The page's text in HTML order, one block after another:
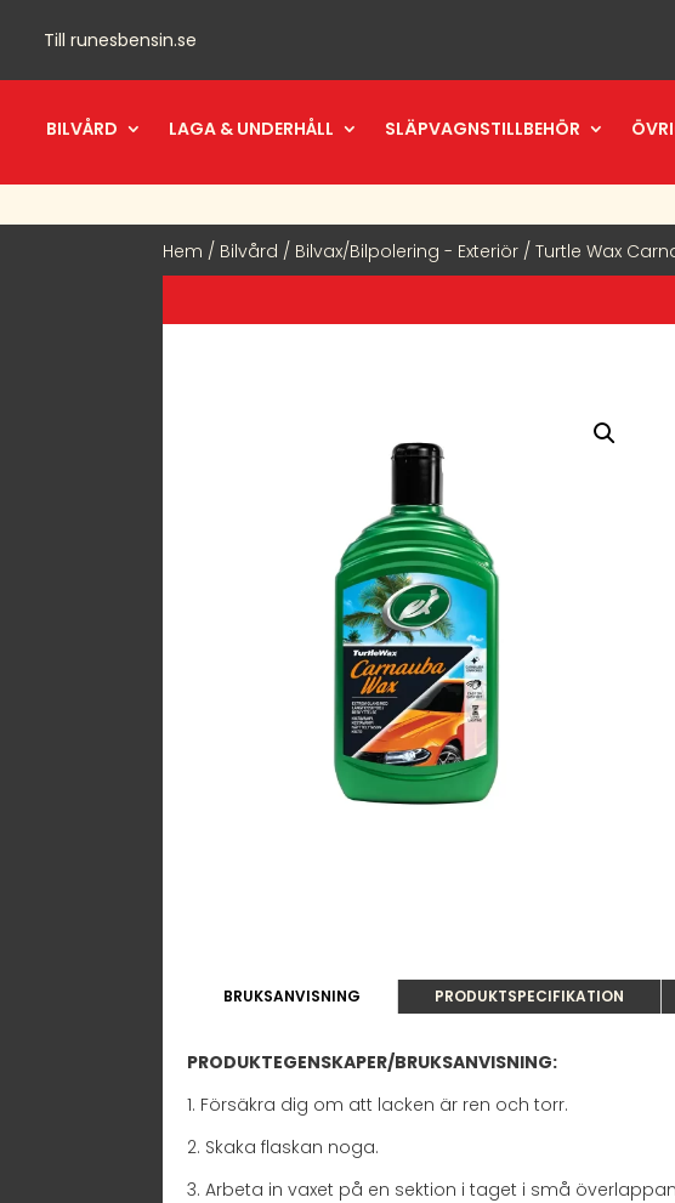
Till runesbensin.se
BILVÅRD LAGA & UNDERHÅLL SLÄPVAGNSTILLBEHÖR
Hem / Bilvård / Bilvax/Bilpolering - Exteriör / Turtle Wax
BRUKSANVISNING PRODUKTSPECIFIKATION
PRODUKTEGENSKAPER/BRUKSANVISNING:
1. Försäkra dig om att lacken är ren och torr.
2. Skaka flaskan noga.
3. Arbeta in vaxet på en sektion i taget i små